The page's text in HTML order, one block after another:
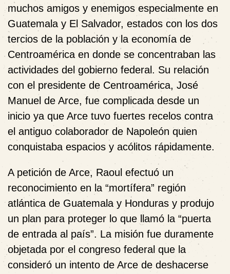
muchos amigos y enemigos especialmente en
Guatemala y El Salvador, estados con los dos
tercios de la población y la economía de
Centroamérica en donde se concentraban las
actividades del gobierno federal. Su relación
con el presidente de Centroamérica, José
Manuel de Arce, fue complicada desde un
inicio ya que Arce tuvo fuertes recelos contra
el antiguo colaborador de Napoleón quien
conquistaba espacios y acólitos rápidamente.
A petición de Arce, Raoul efectuó un
reconocimiento en la “mortífera” región
atlántica de Guatemala y Honduras y produjo
un plan para proteger lo que llamó la “puerta
de entrada al país”. La misión fue duramente
objetada por el congreso federal que la
consideró un intento de Arce de deshacerse